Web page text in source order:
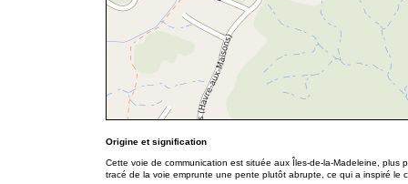
Origine et signification
Cette voie de communication est située aux Îles-de-la-Madeleine, plus
tracé de la voie emprunte une pente plutôt abrupte, ce qui a inspiré le